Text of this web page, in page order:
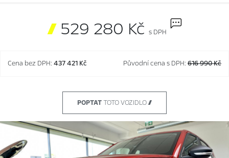
 529 280 Kč s DPH
Cena bez DPH: 437 421 Kč Původní cena s DPH: 616 990 Kč
POPTATTOTO VOZIDLO 